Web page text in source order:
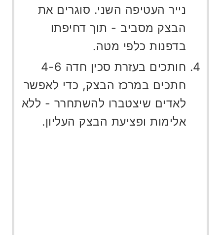
נייר העטיפה השני. סוגרים את
הבצק מסביב - תוך דחיפתו
בדפנות כלפי מטה.
חותכים בעזרת סכין חדה 4-6
חתכים במרכז הבצק, כדי לאפשר
לאדים שיצטברו להשתחרר - ללא
אלימות ופציעת הבצק העליון.